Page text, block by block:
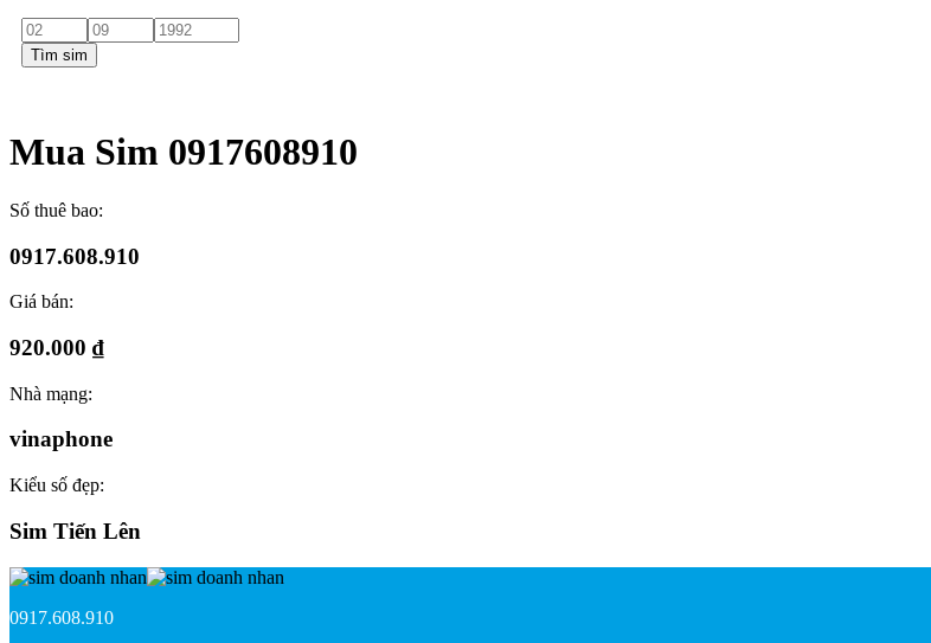
Tìm sim
Mua Sim 0917608910
Số thuê bao:
0917.608.910
Giá bán:
920.000 ₫
Nhà mạng:
vinaphone
Kiểu số đẹp:
Sim Tiến Lên
0917.608.910